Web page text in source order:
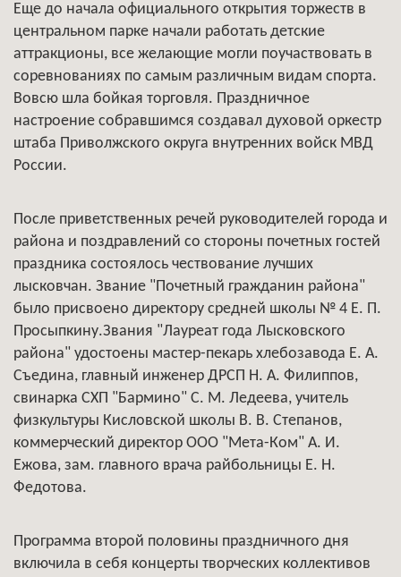
Еще до начала официального открытия торжеств в
центральном парке начали работать детские
аттракционы, все желающие могли поучаствовать в
соревнованиях по самым различным видам спорта.
Вовсю шла бойкая торговля. Праздничное
настроение собравшимся создавал духовой оркестр
штаба Приволжского округа внутренних войск МВД
России.
После приветственных речей руководителей города и
района и поздравлений со стороны почетных гостей
праздника состоялось чествование лучших
лысковчан. Звание "Почетный гражданин района"
было присвоено директору средней школы № 4 Е. П.
Просыпкину.Звания "Лауреат года Лысковского
района" удостоены мастер-пекарь хлебозавода Е. А.
Съедина, главный инженер ДРСП Н. А. Филиппов,
свинарка СХП "Бармино" С. М. Ледеева, учитель
физкультуры Кисловской школы В. В. Степанов,
коммерческий директор ООО "Мета-Ком" А. И.
Ежова, зам. главного врача райбольницы Е. Н.
Федотова.
Программа второй половины праздничного дня
включила в себя концерты творческих коллективов